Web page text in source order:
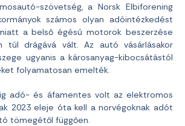
szövetség, a Norsk Elbiforening
számos olyan adóintézkedést
a belső égésű motorok beszerzése
túl drágává vált. Az autó vásárlásakor
ugyanis a károsanyag-kibocsátástól
folyamatosan emelték.
ig adó- és áfamentes volt az elektromos
2023 eleje óta kell a norvégoknak adót
tömegétől függően.